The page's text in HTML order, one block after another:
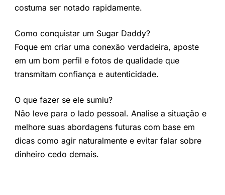
costuma ser notado rapidamente.
Como conquistar um Sugar Daddy?
Foque em criar uma conexão verdadeira, aposte
em um bom perfil e fotos de qualidade que
transmitam confiança e autenticidade.
O que fazer se ele sumiu?
Não leve para o lado pessoal. Analise a situação e
melhore suas abordagens futuras com base em
dicas como agir naturalmente e evitar falar sobre
dinheiro cedo demais.